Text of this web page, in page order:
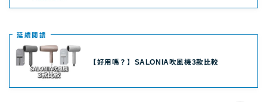
延續閲讀
【好用嗎？】SALONIA吹風機3款比較